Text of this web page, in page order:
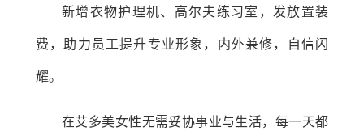
新增衣物护理机、高尔夫练习室，发放置装
费，助力员工提升专业形象，内外兼修，自信闪
耀。
在艾多美女性无需妥协事业与生活，每一天都